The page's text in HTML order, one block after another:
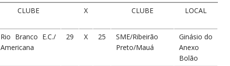
CLUBE X CLUBE LOCAL
Rio Branco E.C./
Americana
29 X 25
SME/Ribeirão
Preto/Mauá
Ginásio do
Anexo
Bolão